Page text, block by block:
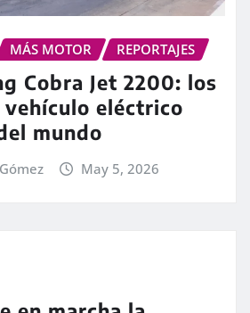
MÁS MOTOR REPORTAJES
Cobra Jet 2200: los
eléctrico
mundo
May 5, 2026